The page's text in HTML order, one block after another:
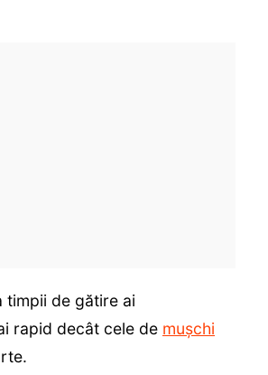
timpii de gătire ai
rapid decât cele de mușchi